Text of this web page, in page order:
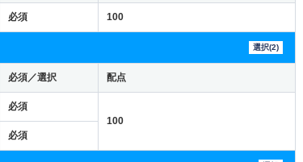
必須 100
選択(2)
必須／選択 配点
必須
100
必須